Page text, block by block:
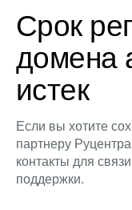
Срок
домена
истек
Если вы хотите
партнеру
контакты для
поддержки.